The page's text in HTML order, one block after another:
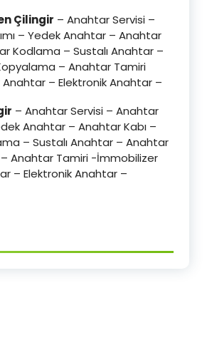
Çilingir – Anahtar Servisi –
– Yedek Anahtar – Anahtar
Kodlama – Sustalı Anahtar –
– Anahtar Tamiri
– Elektronik Anahtar –
– Anahtar Servisi – Anahtar
Anahtar – Anahtar Kabı –
– Sustalı Anahtar – Anahtar
Anahtar Tamiri -İmmobilizer
– Elektronik Anahtar –